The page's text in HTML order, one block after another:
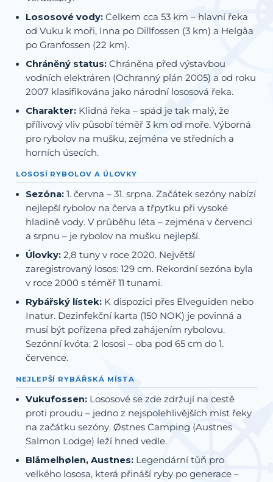
Lososové vody: Celkem cca 53 km – hlavní řeka
od Vuku k moři, Inna po Dillfossen (3 km) a Helgåa
po Granfossen (22 km).
Chráněný status: Chráněna před výstavbou
vodních elektráren (Ochranný plán 2005) a od roku
2007 klasifikována jako národní lososová řeka.
Charakter: Klidná řeka – spád je tak malý, že
přílivový vliv působí téměř 3 km od moře. Výborná
pro rybolov na mušku, zejména ve středních a
horních úsecích.
LOSOSÍ RYBOLOV A ÚLOVKY
Sezóna: 1. června – 31. srpna. Začátek sezóny nabízí
nejlepší rybolov na červa a třpytku při vysoké
hladině vody. V průběhu léta – zejména v červenci
a srpnu – je rybolov na mušku nejlepší.
Úlovky: 2,8 tuny v roce 2020. Největší
zaregistrovaný losos: 129 cm. Rekordní sezóna byla
v roce 2000 s téměř 11 tunami.
Rybářský lístek: K dispozici přes Elveguiden nebo
Inatur. Dezinfekční karta (150 NOK) je povinná a
musí být pořízena před zahájením rybolovu.
Sezónní kvóta: 2 lososi – oba pod 65 cm do 1.
července.
NEJLEPŠÍ RYBÁŘSKÁ MÍSTA
Vukufossen: Lososové se zde zdržují na cestě
proti proudu – jedno z nejspolehlivějších míst řeky
na začátku sezóny. Østnes Camping (Austnes
Salmon Lodge) leží hned vedle.
Blåmelhølen, Austnes: Legendární tůň pro
velkého lososa, která přináší ryby po generace –